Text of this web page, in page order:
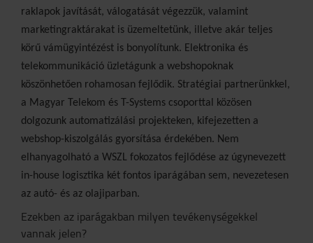
raklapok javítását, válogatását végezzük, valamint
marketingraktárakat is üzemeltetünk, illetve akár teljes
körű vámügyintézést is bonyolítunk. Elektronika és
telekommunikáció üzletágunk a webshopoknak
köszönhetően rohamosan fejlődik. Stratégiai partnerünkkel,
a Magyar Telekom és T-Systems csoporttal közösen
dolgozunk automatizálási projekteken, kifejezetten a
webshop-kiszolgálás gyorsítása érdekében. Nem
elhanyagolható a WSZL fokozatos fejlődése az úgynevezett
in-house logisztika két fontos iparágában sem, nevezetesen
az autó- és az olajiparban.
Ezekben az iparágakban milyen tevékenységekkel
vannak jelen?